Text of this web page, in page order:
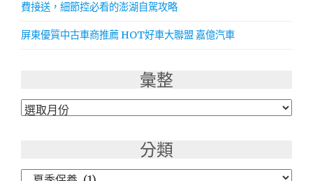
費接送，細節控必看的澎湖自駕攻略
屏東優質中古車商推薦 HOT好車大聯盟 嘉億汽車
彙整
彙
分類